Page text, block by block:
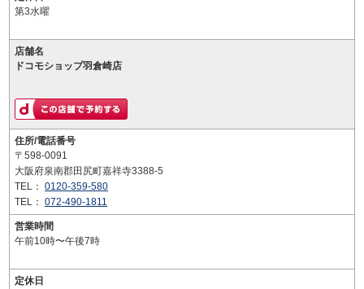
第3水曜
店舗名
ドコモショップ羽倉崎店
住所/電話番号
〒598-0091
大阪府泉南郡田尻町嘉祥寺3388-5
TEL： 0120-359-580
TEL： 072-490-1811
営業時間
午前10時〜午後7時
定休日